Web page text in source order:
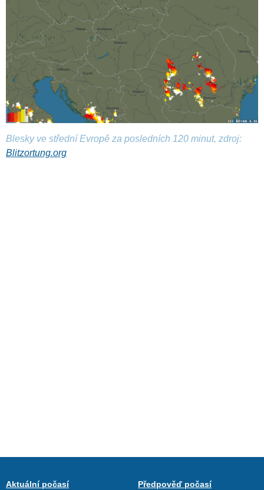
Blesky ve střední Evropě za posledních 120 minut, zdroj:
Blitzortung.org
Aktuální počasí
Předpověď počasí